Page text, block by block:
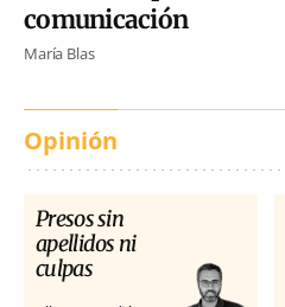
comunicación
María Blas
Opinión
Presos sin
apellidos ni
culpas